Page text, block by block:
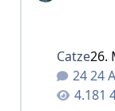
24
Catze26.